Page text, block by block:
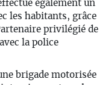
également un
les habitants, grâce
privilégié de
la police
brigade motorisée